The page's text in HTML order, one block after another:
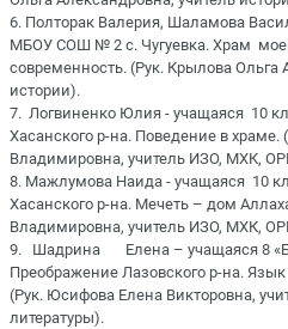
6. Полторак Валерия, Шаламова
МБОУ СОШ № 2 с. Чугуевка. Храм
современность. (Рук. Крылова Ольга
истории).
7. Логвиненко Юлия - учащаяся 10
Хасанского р-на. Поведение в
Владимировна, учитель ИЗО, МХК,
8. Мажлумова Наида - учащаяся 10
Хасанского р-на. Мечеть – дом
Владимировна, учитель ИЗО, МХК,
9. Шадрина Елена – учащаяся 8
Преображение Лазовского р-на.
(Рук. Юсифова Елена Викторовна,
литературы).